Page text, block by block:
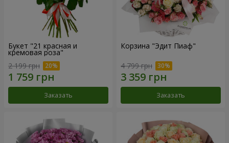
Букет "21 красная и
кремовая роза"
2 199 грн
Заказать
Корзина "Эдит Пиаф"
4 799 грн
Заказать